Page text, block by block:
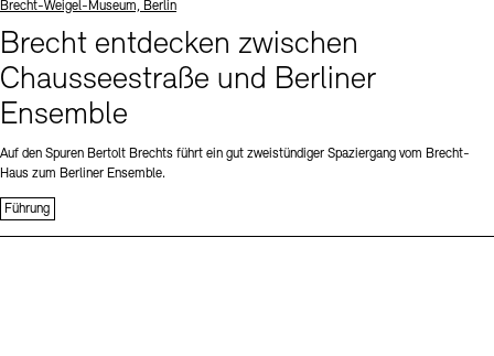
Standort
Brecht-Weigel-Museum, Berlin
Brecht entdecken zwischen
Chausseestraße und Berliner
Ensemble
Auf den Spuren Bertolt Brechts führt ein gut zweistündiger Spaziergang vom Brecht-
Haus zum Berliner Ensemble.
Führung